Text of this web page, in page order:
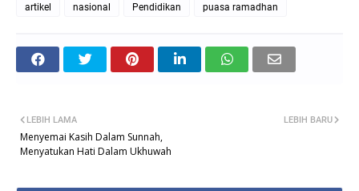
artikel nasional Pendidikan puasa ramadhan
LEBIH BARU
LEBIH LAMA
Menyemai Kasih Dalam Sunnah,
Menyatukan Hati Dalam Ukhuwah